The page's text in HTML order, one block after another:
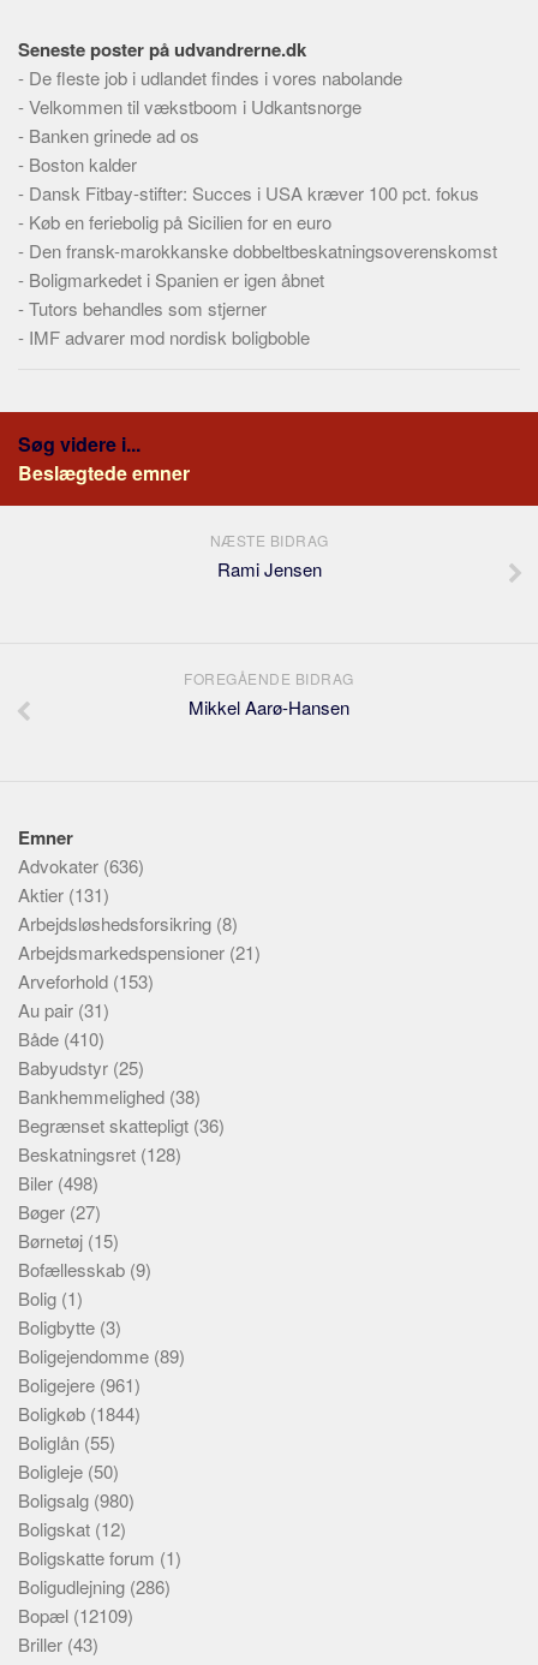
Seneste poster på udvandrerne.dk
- De fleste job i udlandet findes i vores nabolande
-Velkommen til vækstboom i Udkantsnorge
- Banken grinede ad os
- Boston kalder
- Dansk Fitbay-stifter: Succes i USA kræver 100 pct. fokus
- Køb en feriebolig på Sicilien for en euro
- Den fransk-marokkanske dobbeltbeskatningsoverenskomst
- Boligmarkedet i Spanien er igen åbnet
-Tutors behandles som stjerner
- IMF advarer mod nordisk boligboble
Søg videre i...
Beslægtede emner
NÆSTE BIDRAG
Rami Jensen
FOREGÅENDE BIDRAG
Mikkel Aarø-Hansen
Emner
Advokater (636)
Aktier (131)
Arbejdsløshedsforsikring (8)
Arbejdsmarkedspensioner (21)
Arveforhold (153)
Au pair (31)
Både (410)
Babyudstyr (25)
Bankhemmelighed (38)
Begrænset skattepligt (36)
Beskatningsret (128)
Biler (498)
Bøger (27)
Børnetøj (15)
Bofællesskab (9)
Bolig (1)
Boligbytte (3)
Boligejendomme (89)
Boligejere (961)
Boligkøb (1844)
Boliglån (55)
Boligleje (50)
Boligsalg (980)
Boligskat (12)
Boligskatte forum (1)
Boligudlejning (286)
Bopæl (12109)
Briller (43)